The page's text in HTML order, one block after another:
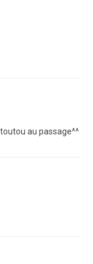
au passage^^